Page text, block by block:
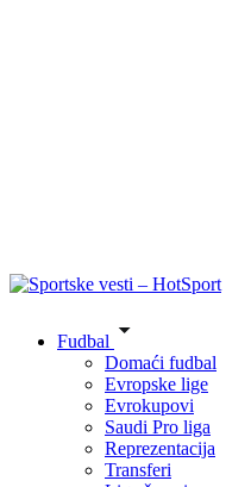
Fudbal
Domaći fudbal
Evropske lige
Evrokupovi
Saudi Pro liga
Reprezentacija
Transferi